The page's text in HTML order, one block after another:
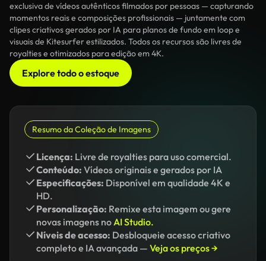
exclusiva de vídeos autênticos filmados por pessoas — capturando
momentos reais e composições profissionais — juntamente com
clipes criativos gerados por IA para planos de fundo em loop e
visuais de Kitesurfer estilizados. Todos os recursos são livres de
royalties e otimizados para edição em 4K.
Explore todo o estoque
Resumo da Coleção de Imagens
Licença: Livre de royalties para uso comercial.
Conteúdo: Vídeos originais e gerados por IA
Especificações: Disponível em qualidade 4K e
HD.
Personalização: Remixe esta imagem ou gere
novas imagens noAI Studio.
Níveis de acesso: Desbloqueie acesso criativo
completo e IA avançada — Veja os preços →